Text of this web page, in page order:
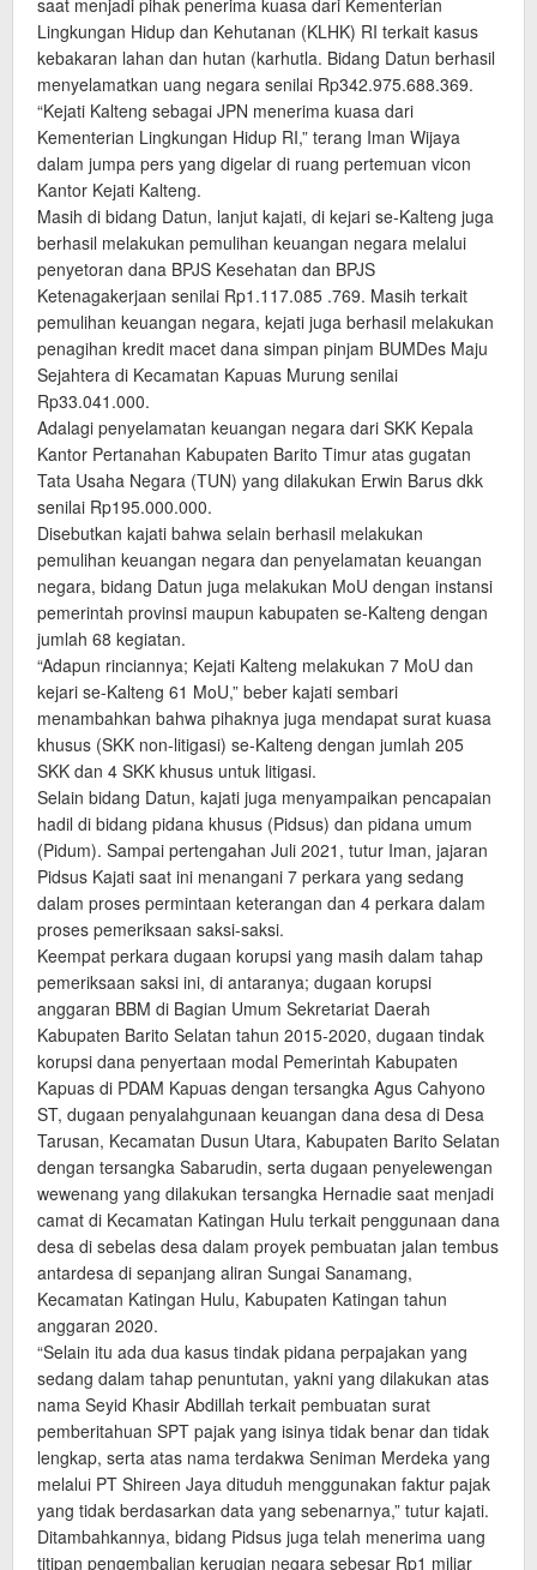
Lingkungan Hidup dan Kehutanan (KLHK) RI terkait kasus
kebakaran lahan dan hutan (karhutla. Bidang Datun berhasil
menyelamatkan uang negara senilai Rp342.975.688.369.
“Kejati Kalteng sebagai JPN menerima kuasa dari
Kementerian Lingkungan Hidup RI,” terang Iman Wijaya
dalam jumpa pers yang digelar di ruang pertemuan vicon
Kantor Kejati Kalteng.
Masih di bidang Datun, lanjut kajati, di kejari se-Kalteng juga
berhasil melakukan pemulihan keuangan negara melalui
penyetoran dana BPJS Kesehatan dan BPJS
Ketenagakerjaan senilai Rp1.117.085 .769. Masih terkait
pemulihan keuangan negara, kejati juga berhasil melakukan
penagihan kredit macet dana simpan pinjam BUMDes Maju
Sejahtera di Kecamatan Kapuas Murung senilai
Rp33.041.000.
Adalagi penyelamatan keuangan negara dari SKK Kepala
Kantor Pertanahan Kabupaten Barito Timur atas gugatan
Tata Usaha Negara (TUN) yang dilakukan Erwin Barus dkk
senilai Rp195.000.000.
Disebutkan kajati bahwa selain berhasil melakukan
pemulihan keuangan negara dan penyelamatan keuangan
negara, bidang Datun juga melakukan MoU dengan instansi
pemerintah provinsi maupun kabupaten se-Kalteng dengan
jumlah 68 kegiatan.
“Adapun rinciannya; Kejati Kalteng melakukan 7 MoU dan
kejari se-Kalteng 61 MoU,” beber kajati sembari
menambahkan bahwa pihaknya juga mendapat surat kuasa
khusus (SKK non-litigasi) se-Kalteng dengan jumlah 205
SKK dan 4 SKK khusus untuk litigasi.
Selain bidang Datun, kajati juga menyampaikan pencapaian
hadil di bidang pidana khusus (Pidsus) dan pidana umum
(Pidum). Sampai pertengahan Juli 2021, tutur Iman, jajaran
Pidsus Kajati saat ini menangani 7 perkara yang sedang
dalam proses permintaan keterangan dan 4 perkara dalam
proses pemeriksaan saksi-saksi.
Keempat perkara dugaan korupsi yang masih dalam tahap
pemeriksaan saksi ini, di antaranya; dugaan korupsi
anggaran BBM di Bagian Umum Sekretariat Daerah
Kabupaten Barito Selatan tahun 2015-2020, dugaan tindak
korupsi dana penyertaan modal Pemerintah Kabupaten
Kapuas di PDAM Kapuas dengan tersangka Agus Cahyono
ST, dugaan penyalahgunaan keuangan dana desa di Desa
Tarusan, Kecamatan Dusun Utara, Kabupaten Barito Selatan
dengan tersangka Sabarudin, serta dugaan penyelewengan
wewenang yang dilakukan tersangka Hernadie saat menjadi
camat di Kecamatan Katingan Hulu terkait penggunaan dana
desa di sebelas desa dalam proyek pembuatan jalan tembus
antardesa di sepanjang aliran Sungai Sanamang,
Kecamatan Katingan Hulu, Kabupaten Katingan tahun
anggaran 2020.
“Selain itu ada dua kasus tindak pidana perpajakan yang
sedang dalam tahap penuntutan, yakni yang dilakukan atas
nama Seyid Khasir Abdillah terkait pembuatan surat
pemberitahuan SPT pajak yang isinya tidak benar dan tidak
lengkap, serta atas nama terdakwa Seniman Merdeka yang
melalui PT Shireen Jaya dituduh menggunakan faktur pajak
yang tidak berdasarkan data yang sebenarnya,” tutur kajati.
Ditambahkannya, bidang Pidsus juga telah menerima uang
titipan pengembalian kerugian negara sebesar Rp1 miliar